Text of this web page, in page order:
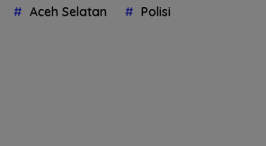
Aceh Selatan Polisi